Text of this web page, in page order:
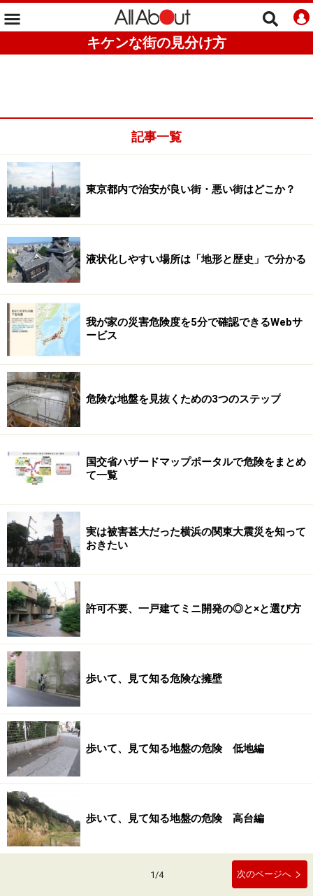
キケンな街の見分け方
記事一覧
東京都内で治安が良い街・悪い街はどこか？
液状化しやすい場所は「地形と歴史」で分かる
我が家の災害危険度を5分で確認できるWebサ
ービス
危険な地盤を見抜くための3つのステップ
国交省ハザードマップポータルで危険をまとめ
て一覧
実は被害甚大だった横浜の関東大震災を知って
おきたい
許可不要、一戸建てミニ開発の◎と×と選び方
歩いて、見て知る危険な擁壁
歩いて、見て知る地盤の危険 低地編
歩いて、見て知る地盤の危険 高台編
1/4 次のページへ